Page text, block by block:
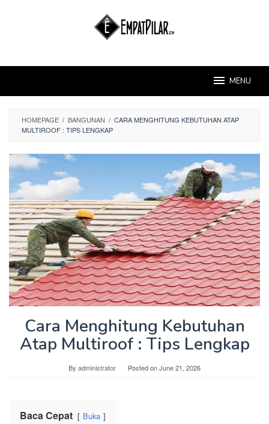
MENU
HOMEPAGE / BANGUNAN / CARA MENGHITUNG KEBUTUHAN ATAP
MULTIROOF : TIPS LENGKAP
Cara Menghitung Kebutuhan
Atap Multiroof : Tips Lengkap
By administrator Posted onJune 21, 2026
Baca Cepat Buka